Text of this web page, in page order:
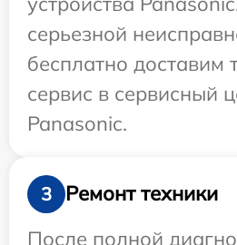
серьезной
бесплатно доставим
сервис в сервисный
Panasonic.
3
Ремонт техники
После полной